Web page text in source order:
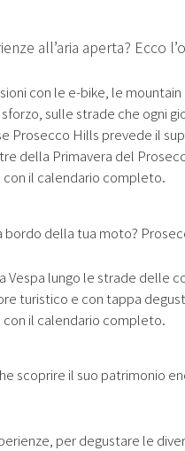
all’aria aperta? Ecco
con le e-bike, le
sulle strade che ogni
Prosecco Hills prevede il
della Primavera del
il calendario completo.
della tua moto?
Vespa lungo le strade delle
turistico e con tappa
il calendario completo.
scoprire il suo patrimonio
per degustare le